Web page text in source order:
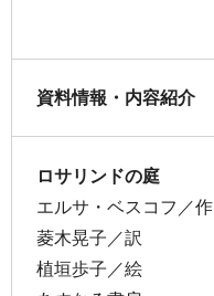
資料情報・内容紹介
ロサリンドの庭
エルサ・ベスコフ／作
菱木晃子／訳
植垣歩子／絵